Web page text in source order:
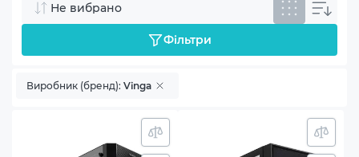
Не вибрано
Фільтри
Виробник (бренд): Vinga